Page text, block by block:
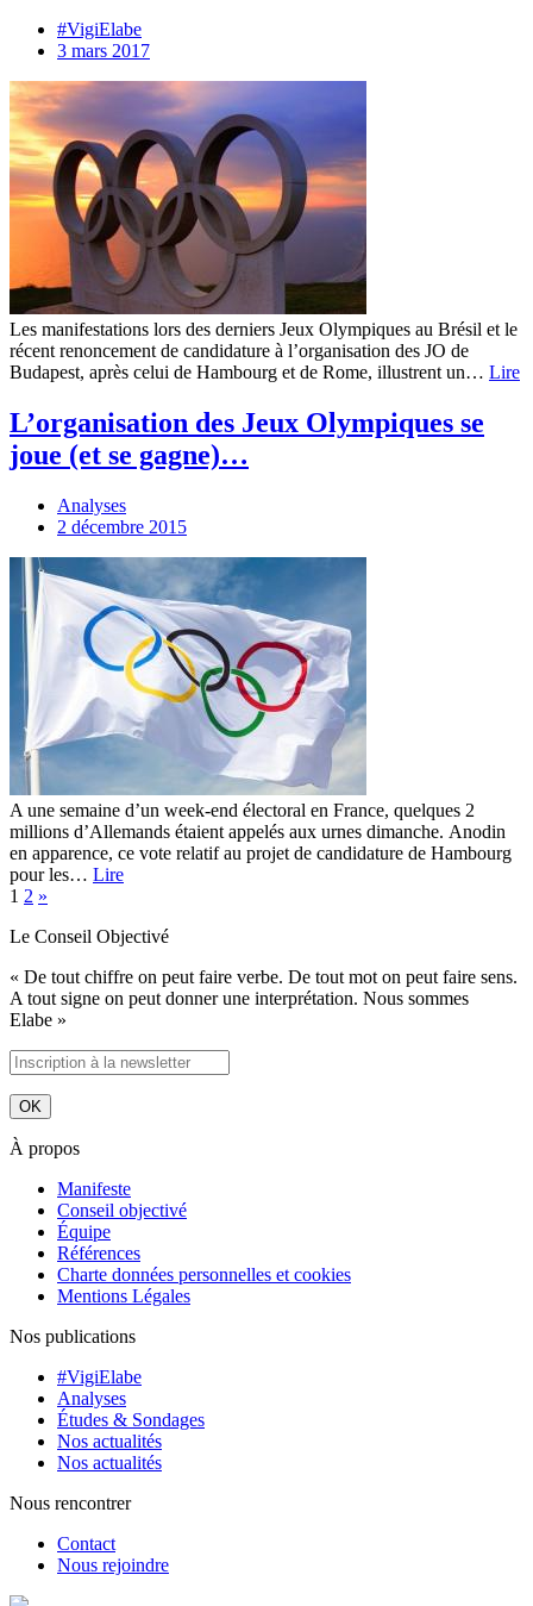
#VigiElabe
3 mars 2017
Les manifestations lors des derniers Jeux Olympiques au Brésil et le
récent renoncement de candidature à l’organisation des JO de
Budapest, après celui de Hambourg et de Rome, illustrent un… Lire
L’organisation des Jeux Olympiques se
joue (et se gagne)…
Analyses
2 décembre 2015
A une semaine d’un week-end électoral en France, quelques 2
millions d’Allemands étaient appelés aux urnes dimanche. Anodin
en apparence, ce vote relatif au projet de candidature de Hambourg
pour les… Lire
1 2 »
Le Conseil Objectivé
« De tout chiffre on peut faire verbe. De tout mot on peut faire sens.
A tout signe on peut donner une interprétation. Nous sommes
Elabe »
À propos
Manifeste
Conseil objectivé
Équipe
Références
Charte données personnelles et cookies
Mentions Légales
Nos publications
#VigiElabe
Analyses
Études & Sondages
Nos actualités
Nos actualités
Nous rencontrer
Contact
Nous rejoindre